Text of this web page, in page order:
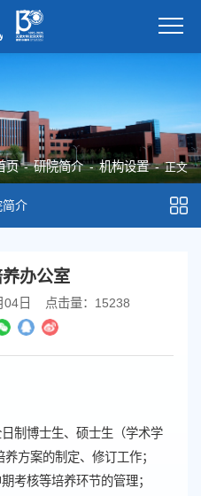
页 - 研院简介 - 机构设置 - 正文
简介
办公室
日 点击量： 15238
制博士生、硕士生（学术学
方案的制定、修订工作；
考核等培养环节的管理；